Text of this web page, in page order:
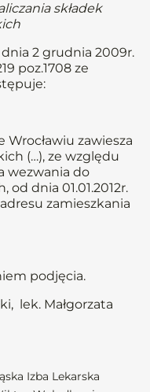
składek
2 grudnia 2009r.
poz.1708 ze
Wrocławiu zawiesza
(…), ze względu
wezwania do
od dnia 01.01.2012r.
zamieszkania
podjęcia.
lek. Małgorzata
Izba Lekarska